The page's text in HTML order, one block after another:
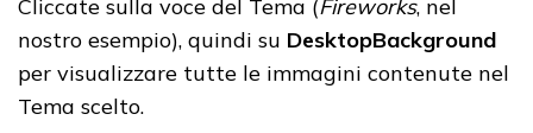
Cliccate sulla voce del Tema (Fireworks, nel
nostro esempio), quindi su DesktopBackground
per visualizzare tutte le immagini contenute nel
Tema scelto.